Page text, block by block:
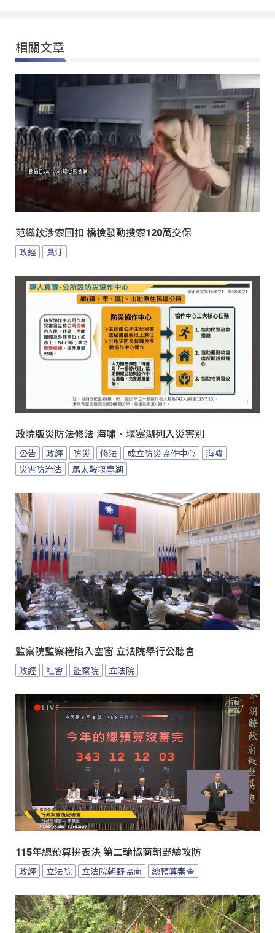
相關文章
范織欽涉索回扣 橋檢發動搜索120萬交保
政經 貪汙
政院版災防法修法 海嘯、堰塞湖列入災害別
公告 政經 防災 修法 成立防災協作中心
海嘯
災害防治法
馬太鞍堰塞湖
監察院監察權陷入空窗 立法院舉行公聽會
政經 社會 監察院 立法院
115年總預算拚表決 第二輪協商朝野續攻防
政經 立法院 立法院朝野協商 總預算審查